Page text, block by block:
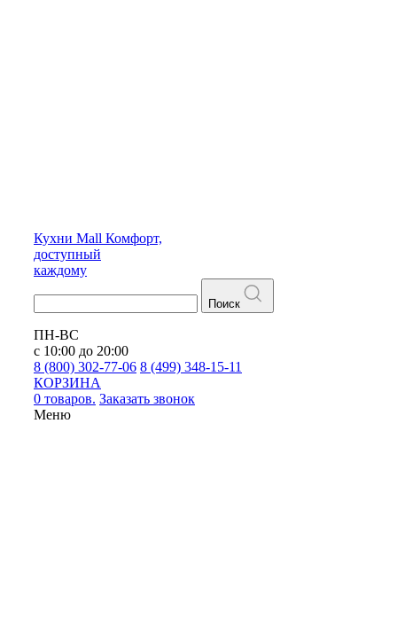
Кухни Mall Комфорт,
доступный
каждому
Поиск
ПН-ВС
с 10:00 до 20:00
8 (800) 302-77-06 8 (499) 348-15-11
КОРЗИНА
0 товаров. Заказать звонок
Меню